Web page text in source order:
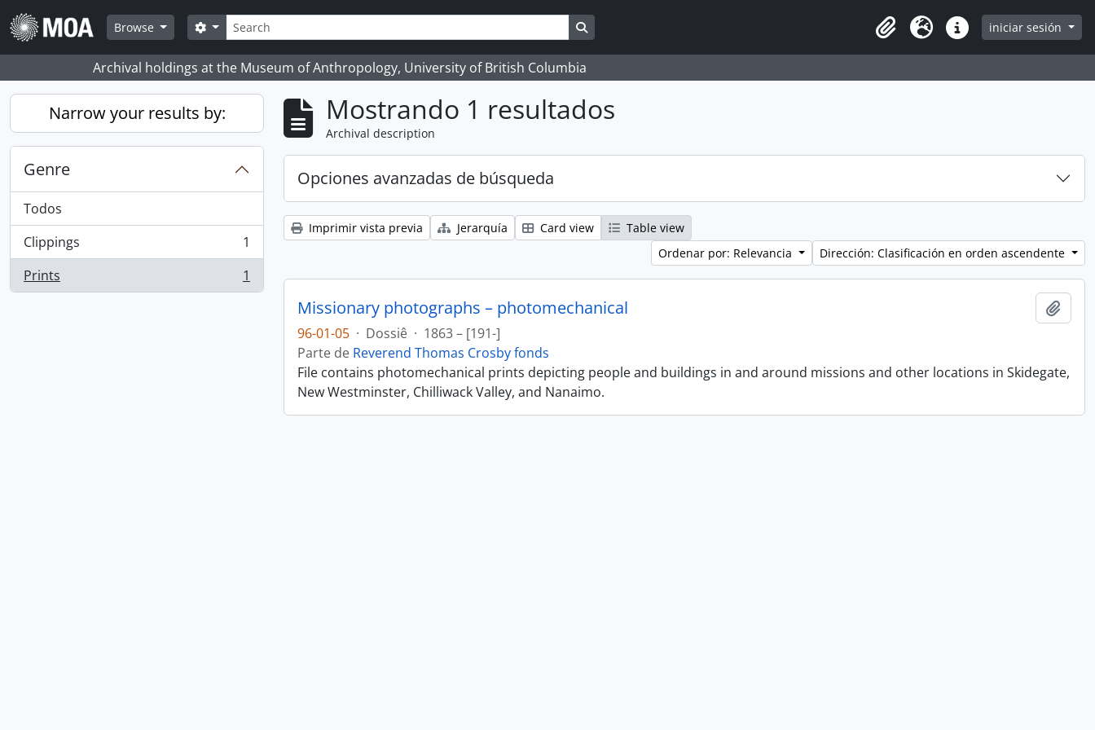
Skip to main content
Browse
Búsqueda
Search options Search in browse page
Clipboard
Idioma Enlaces rápidos
iniciar sesión
Archival holdings at the Museum of Anthropology, University of British Columbia
Narrow your results by:
Genre
Todos
Clippings
, 1 resultados
1
Prints
, 1 resultados 1
Mostrando 1 resultados
Archival description
Opciones avanzadas de búsqueda
Imprimir vista previa Jerarquía Card view
Table view
Ordenar por: Relevancia
Dirección: Clasificación en orden ascendente
Missionary photographs – photomechanical
96-01-05 · Dossiê · 1863 – [191-]
Parte de Reverend Thomas Crosby fonds
File contains photomechanical prints depicting people and buildings in and around missions and other locations in Skidegate,
New Westminster, Chilliwack Valley, and Nanaimo.